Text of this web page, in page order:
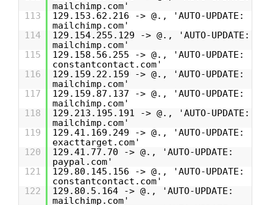
mailchimp.com'
113
129.153.62.216 -> @., 'AUTO-UPDATE:
mailchimp.com'
114
129.154.255.129 -> @., 'AUTO-UPDATE:
mailchimp.com'
115
129.158.56.255 -> @., 'AUTO-UPDATE:
constantcontact.com'
116
129.159.22.159 -> @., 'AUTO-UPDATE:
mailchimp.com'
117
129.159.87.137 -> @., 'AUTO-UPDATE:
mailchimp.com'
118
129.213.195.191 -> @., 'AUTO-UPDATE:
mailchimp.com'
119
129.41.169.249 -> @., 'AUTO-UPDATE:
exacttarget.com'
120
129.41.77.70 -> @., 'AUTO-UPDATE:
paypal.com'
121
129.80.145.156 -> @., 'AUTO-UPDATE:
constantcontact.com'
122
129.80.5.164 -> @., 'AUTO-UPDATE:
mailchimp.com'